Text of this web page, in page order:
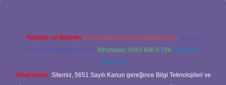
Reklam ve İletişim: E-mail: backlinkpaneli@gmail.com Teams:
forumhizmeti@gmail.com Whatsapp: 0262 606 0 726 Telegram:
@karabul
Yasal Uyarı: Sitemiz, 5651 Sayılı Kanun gereğince Bilgi Teknolojileri ve